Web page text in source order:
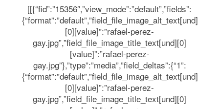
[[{“fid”:”15356″,”view_mode”:”default”,”fields”:
{“format”:”default”,”field_file_image_alt_text[und]
[0][value]”:”rafael-perez-
gay.jpg”,”field_file_image_title_text[und][0]
[value]”:”rafael-perez-
gay.jpg”},”type”:”media”,”field_deltas”:{“1”:
{“format”:”default”,”field_file_image_alt_text[und]
[0][value]”:”rafael-perez-
gay.jpg”,”field_file_image_title_text[und][0]